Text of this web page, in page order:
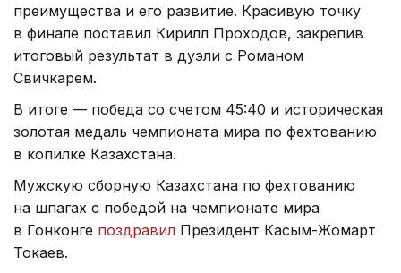
преимущества и его развитие. Красивую точку
в финале поставил Кирилл Проходов, закрепив
итоговый результат в дуэли с Романом
Свичкарем.
В итоге — победа со счетом 45:40 и историческая
золотая медаль чемпионата мира по фехтованию
в копилке Казахстана.
Мужскую сборную Казахстана по фехтованию
на шпагах с победой на чемпионате мира
в Гонконге поздравил Президент Касым-Жомарт
Токаев.